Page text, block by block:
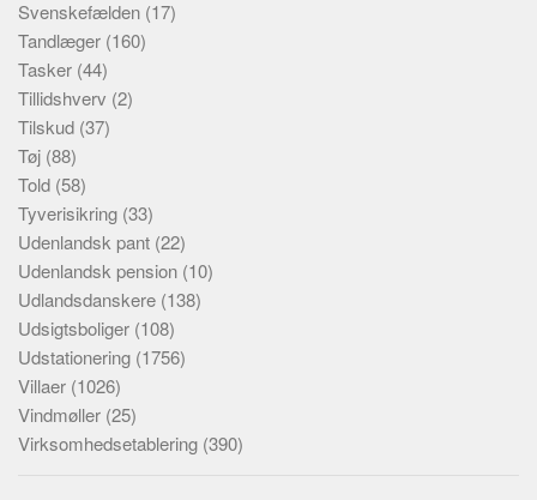
Svenskefælden (17)
Tandlæger (160)
Tasker (44)
Tillidshverv (2)
Tilskud (37)
Tøj (88)
Told (58)
Tyverisikring (33)
Udenlandsk pant (22)
Udenlandsk pension (10)
Udlandsdanskere (138)
Udsigtsboliger (108)
Udstationering (1756)
Villaer (1026)
Vindmøller (25)
Virksomhedsetablering (390)